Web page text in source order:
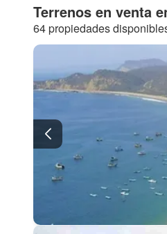
Terrenos en venta
64 propiedades